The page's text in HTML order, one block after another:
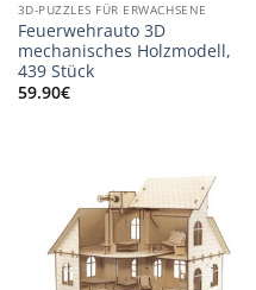
3D-PUZZLES FÜR ERWACHSENE
Feuerwehrauto 3D
mechanisches Holzmodell,
439 Stück
59.90€